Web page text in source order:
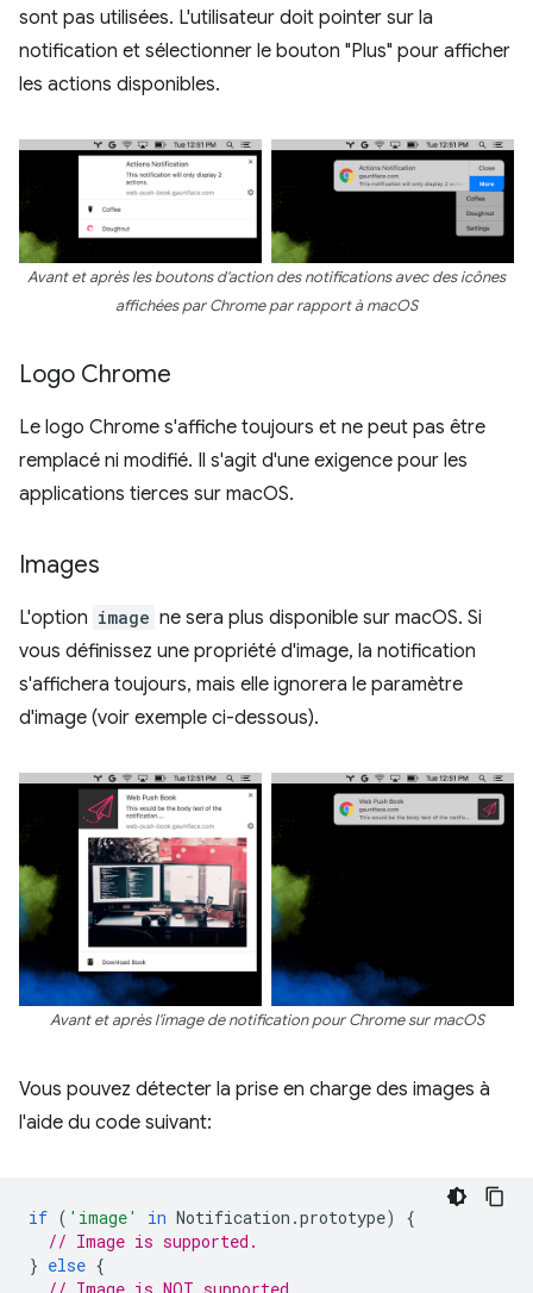
sont pas utilisées. L'utilisateur doit pointer sur la
notification et sélectionner le bouton "Plus" pour afficher
les actions disponibles.
Avant et après les boutons d'action des notifications avec des icônes
affichées par Chrome par rapport à macOS
Logo Chrome
Le logo Chrome s'affiche toujours et ne peut pas être
remplacé ni modifié. Il s'agit d'une exigence pour les
applications tierces sur macOS.
Images
L'option image ne sera plus disponible sur macOS. Si
vous définissez une propriété d'image, la notification
s'affichera toujours, mais elle ignorera le paramètre
d'image (voir exemple ci-dessous).
Avant et après l'image de notification pour Chrome sur macOS
Vous pouvez détecter la prise en charge des images à
l'aide du code suivant:
if ( 'image' in Notification .prototype)
{
// Image is supported.
} else {
// Image is NOT supported.